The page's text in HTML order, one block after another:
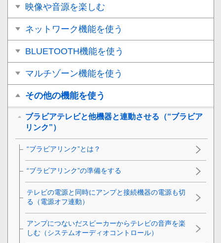
映像や音源を楽しむ
ネットワーク機能を使う
BLUETOOTH機能を使う
マルチゾーン機能を使う
その他の機能を使う
ブラビアテレビと他機器と連動させる（“ブラビア
リンク”）
“ブラビアリンク”とは？
“ブラビアリンク”の準備をする
テレビの電源と同時にアンプと接続機器の電源も切
る（電源オフ連動）
アンプにつないだスピーカーからテレビの音声を楽
しむ（システムオーディオコントロール）